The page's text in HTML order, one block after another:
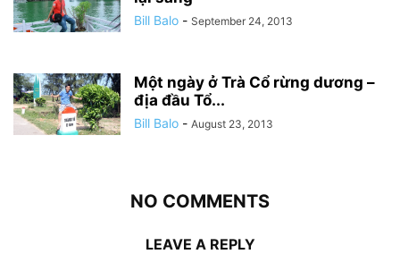
Bill Balo - September 24, 2013
Một ngày ở Trà Cổ rừng dương –
địa đầu Tổ...
Bill Balo - August 23, 2013
NO COMMENTS
LEAVE A REPLY